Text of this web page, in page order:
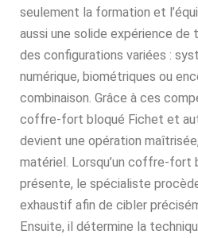
seulement la formation et
aussi une solide expérience de
des configurations variées :
numérique, biométriques ou
combinaison. Grâce à ces
coffre-fort bloqué Fichet et
devient une opération
matériel. Lorsqu’un coffre-fort
présente, le spécialiste
exhaustif afin de cibler
Ensuite, il détermine la